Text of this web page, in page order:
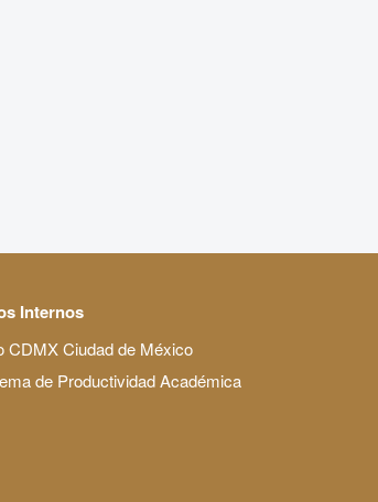
Internos
CDMX Ciudad de México
de Productividad Académica